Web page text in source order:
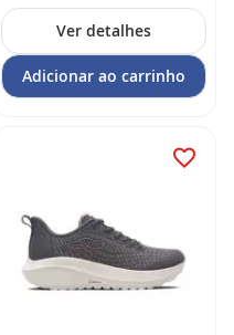
Ver detalhes
Adicionar ao carrinho